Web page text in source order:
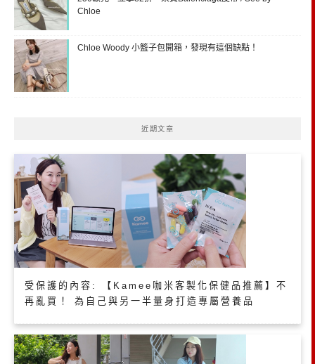
Chloe
Chloe Woody 小籃子包開箱，發現有這個缺點！
近期文章
受保護的內容: 【Kamee咖米客製化保健品推薦】不
再亂買！ 為自己與另一半量身打造專屬營養品